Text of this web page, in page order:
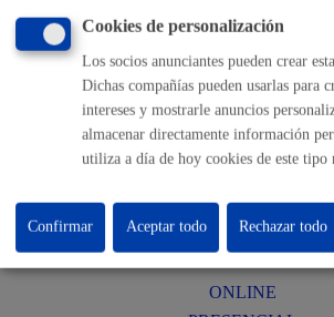
Reserva de sala Gandhi del Palacio de Aiete
certificado electrónico
ONLINE
PRESENCIAL
TELÉFONO
Reserva del Salón de Plenos y terraza de
ONLINE
Cookies de personalización
Los socios anunciantes pueden crear
Dichas compañías pueden usarlas para
intereses y mostrarle anuncios
almacenar directamente información
utiliza a día de hoy cookies de este tipo
Rechazar todo
Confirmar Aceptar todo